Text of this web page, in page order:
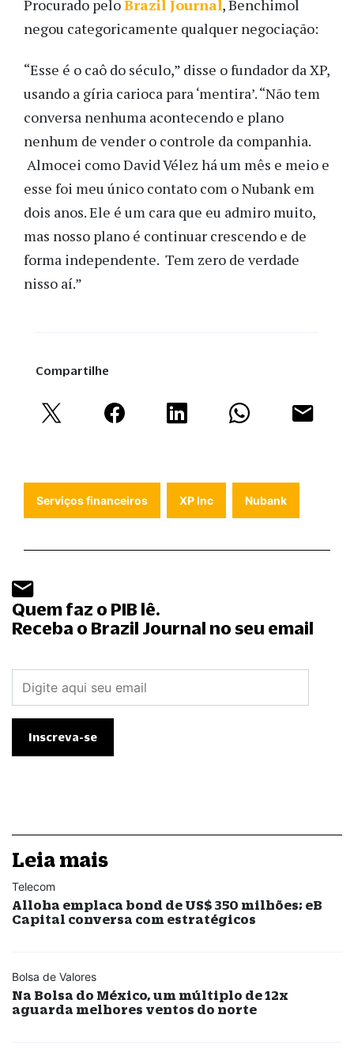
Procurado peloBrazil Journal, Benchimol
negou categoricamente qualquer negociação:
“Esse é o caô do século,” disse o fundador da XP,
usando a gíria carioca para ‘mentira’. “Não tem
conversa nenhuma acontecendo e plano
nenhum de vender o controle da companhia.
Almocei como David Vélez há um mês e meio e
esse foi meu único contato com o Nubank em
dois anos. Ele é um cara que eu admiro muito,
mas nosso plano é continuar crescendo e de
forma independente. Tem zero de verdade
nisso aí.”
Compartilhe
Serviços financeiros XP Inc Nubank
Quem faz o PIB lê.
Receba o Brazil Journal no seu email
Leia mais
Telecom
Alloha emplaca bond de US$ 350 milhões; eB
Capital conversa com estratégicos
Bolsa de Valores
Na Bolsa do México, um múltiplo de 12x
aguarda melhores ventos do norte